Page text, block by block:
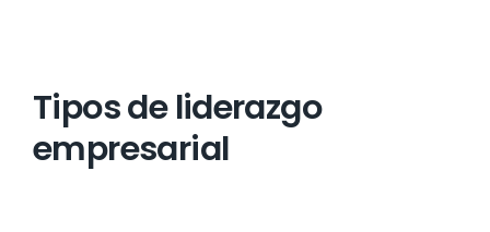
Tipos de liderazgo
empresarial